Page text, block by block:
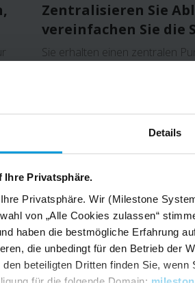
Details
Ihre Privatsphäre.
Privatsphäre. Wir (Milestone
von „Alle Cookies zulassen“
haben die bestmögliche Erfahrung
die unbedingt für den Betrieb der
beteiligten Dritten finden Sie, wenn
Zentralisieren Sie
vereinfachen Sie die
Sie erhalten einen zentralen
ermöglicht.